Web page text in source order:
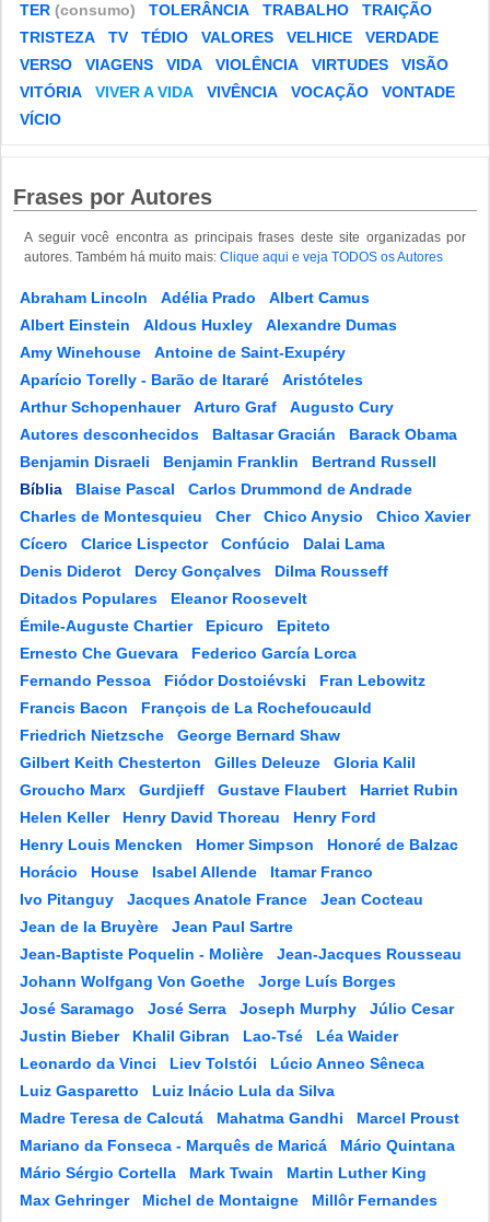
TER (consumo) TOLERÂNCIA TRABALHO
TRAIÇÃO
TRISTEZA
TV TÉDIO VALORES VELHICE
VERDADE
VERSO
VIAGENS VIDA VIOLÊNCIA VIRTUDES
VISÃO
VITÓRIA
VIVER A VIDA VIVÊNCIA VOCAÇÃO
VONTADE
VÍCIO
Frases por Autores
A seguir você encontra as principais frases deste site organizadas por
autores. Também há muito mais: Clique aqui e veja TODOS os Autores
Abraham Lincoln Adélia Prado
Albert Camus
Albert Einstein
Aldous Huxley
Alexandre Dumas
Amy Winehouse
Antoine de Saint-Exupéry
Aparício Torelly - Barão de Itararé
Aristóteles
Arthur Schopenhauer
Arturo Graf
Augusto Cury
Autores desconhecidos
Baltasar Gracián
Barack Obama
Benjamin Disraeli
Benjamin Franklin
Bertrand Russell
Bíblia
Blaise Pascal
Carlos Drummond de Andrade
Charles de Montesquieu
Cher Chico Anysio
Chico Xavier
Cícero
Clarice Lispector Confúcio
Dalai Lama
Denis Diderot
Dercy Gonçalves
Dilma Rousseff
Ditados Populares
Eleanor Roosevelt
Émile-Auguste Chartier
Epicuro
Epiteto
Ernesto Che Guevara
Federico García Lorca
Fernando Pessoa
Fiódor Dostoiévski
Fran Lebowitz
Francis Bacon
François de La Rochefoucauld
Friedrich Nietzsche
George Bernard Shaw
Gilbert Keith Chesterton
Gilles Deleuze
Gloria Kalil
Groucho Marx
Gurdjieff Gustave Flaubert
Harriet Rubin
Helen Keller
Henry David Thoreau
Henry Ford
Henry Louis Mencken
Homer Simpson
Honoré de Balzac
Horácio
House Isabel Allende
Itamar Franco
Ivo Pitanguy
Jacques Anatole France
Jean Cocteau
Jean de la Bruyère
Jean Paul Sartre
Jean-Baptiste Poquelin - Molière
Jean-Jacques Rousseau
Johann Wolfgang Von Goethe
Jorge Luís Borges
José Saramago
José Serra Joseph Murphy
Júlio Cesar
Justin Bieber
Khalil Gibran Lao-Tsé
Léa Waider
Leonardo da Vinci
Liev Tolstói
Lúcio Anneo Sêneca
Luiz Gasparetto
Luiz Inácio Lula da Silva
Madre Teresa de Calcutá
Mahatma Gandhi
Marcel Proust
Mariano da Fonseca - Marquês de Maricá
Mário Quintana
Mário Sérgio Cortella
Mark Twain
Martin Luther King
Max Gehringer
Michel de Montaigne
Millôr Fernandes